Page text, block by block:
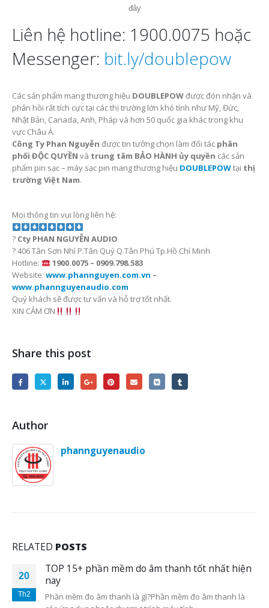
chi phí thay thế pin sạc cũ
Thích hợp sử dụng cho karaoke, sân khấu, khu vui chơi, giải trí….
LIÊN HỆ NGAY ĐỂ NHẬN QUÀ
TẶNG VÀ CÁC ƯU ĐÃI KHÁC.
Các sản phẩm mang thương hiệuDOUBLEPOWđược đón nhận và
phản hồi rất tích cực tại các thị trường lớn khó tính như Mỹ, Đức,
Nhật Bản, Canada, Anh, Pháp và hơn 50 quốc gia khác trong khu
vực Châu Á.